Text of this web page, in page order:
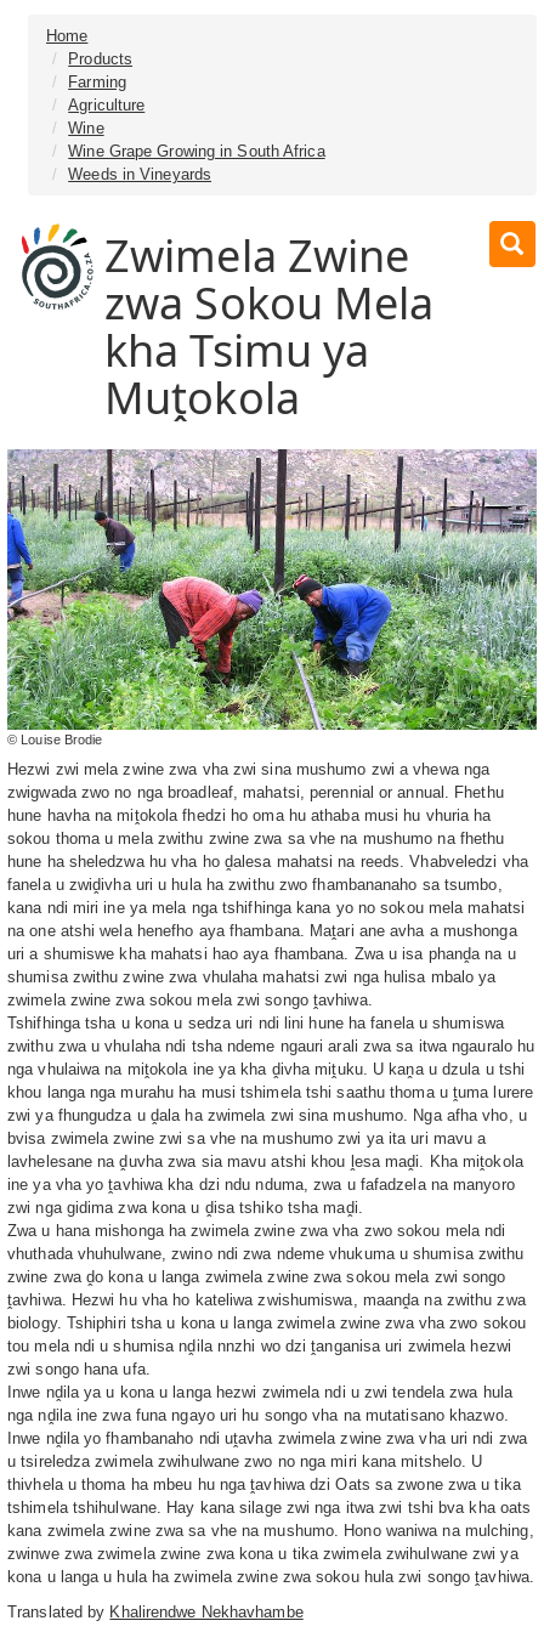
Home
Products
Farming
Agriculture
Wine
Wine Grape Growing in South Africa
Weeds in Vineyards
Zwimela Zwine
zwa Sokou Mela
kha Tsimu ya
Muṱokola
© Louise Brodie
Hezwi zwi mela zwine zwa vha zwi sina mushumo zwi a vhewa nga
zwigwada zwo no nga broadleaf, mahatsi, perennial or annual. Fhethu
hune havha na miṱokola fhedzi ho oma hu athaba musi hu vhuria ha
sokou thoma u mela zwithu zwine zwa sa vhe na mushumo na fhethu
hune ha sheledzwa hu vha ho ḓalesa mahatsi na reeds. Vhabveledzi vha
fanela u zwiḓivha uri u hula ha zwithu zwo fhambananaho sa tsumbo,
kana ndi miri ine ya mela nga tshifhinga kana yo no sokou mela mahatsi
na one atshi wela henefho aya fhambana. Maṱari ane avha a mushonga
uri a shumiswe kha mahatsi hao aya fhambana. Zwa u isa phanḓa na u
shumisa zwithu zwine zwa vhulaha mahatsi zwi nga hulisa mbalo ya
zwimela zwine zwa sokou mela zwi songo ṱavhiwa.
Tshifhinga tsha u kona u sedza uri ndi lini hune ha fanela u shumiswa
zwithu zwa u vhulaha ndi tsha ndeme ngauri arali zwa sa itwa ngauralo hu
nga vhulaiwa na miṱokola ine ya kha ḓivha miṱuku. U kaṋa u dzula u tshi
khou langa nga murahu ha musi tshimela tshi saathu thoma u ṱuma lurere
zwi ya fhungudza u ḓala ha zwimela zwi sina mushumo. Nga afha vho, u
bvisa zwimela zwine zwi sa vhe na mushumo zwi ya ita uri mavu a
lavhelesane na ḓuvha zwa sia mavu atshi khou ḽesa maḓi. Kha miṱokola
ine ya vha yo ṱavhiwa kha dzi ndu nduma, zwa u fafadzela na manyoro
zwi nga gidima zwa kona u ḓisa tshiko tsha maḓi.
Zwa u hana mishonga ha zwimela zwine zwa vha zwo sokou mela ndi
vhuthada vhuhulwane, zwino ndi zwa ndeme vhukuma u shumisa zwithu
zwine zwa ḓo kona u langa zwimela zwine zwa sokou mela zwi songo
ṱavhiwa. Hezwi hu vha ho kateliwa zwishumiswa, maanḓa na zwithu zwa
biology. Tshiphiri tsha u kona u langa zwimela zwine zwa vha zwo sokou
tou mela ndi u shumisa nḓila nnzhi wo dzi ṱanganisa uri zwimela hezwi
zwi songo hana ufa.
Inwe nḓila ya u kona u langa hezwi zwimela ndi u zwi tendela zwa hula
nga nḓila ine zwa funa ngayo uri hu songo vha na mutatisano khazwo.
Inwe nḓila yo fhambanaho ndi uṱavha zwimela zwine zwa vha uri ndi zwa
u tsireledza zwimela zwihulwane zwo no nga miri kana mitshelo. U
thivhela u thoma ha mbeu hu nga ṱavhiwa dzi Oats sa zwone zwa u tika
tshimela tshihulwane. Hay kana silage zwi nga itwa zwi tshi bva kha oats
kana zwimela zwine zwa sa vhe na mushumo. Hono waniwa na mulching,
zwinwe zwa zwimela zwine zwa kona u tika zwimela zwihulwane zwi ya
kona u langa u hula ha zwimela zwine zwa sokou hula zwi songo ṱavhiwa.
Translated by Khalirendwe Nekhavhambe